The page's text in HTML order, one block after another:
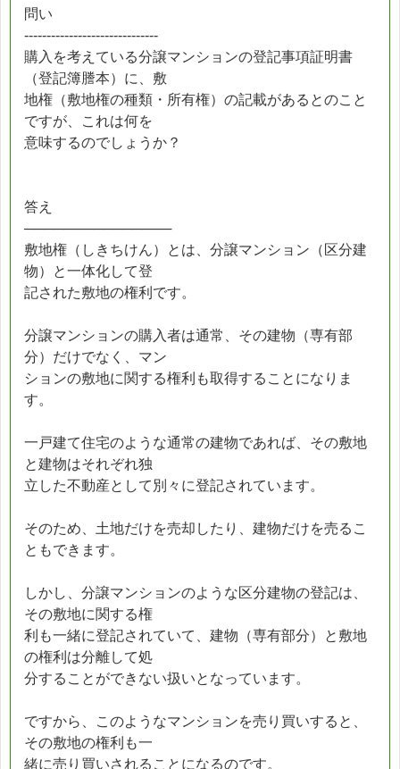
問い
------------------------------
購入を考えている分譲マンションの登記事項証明書
（登記簿謄本）に、敷
地権（敷地権の種類・所有権）の記載があるとのこと
ですが、これは何を
意味するのでしょうか？
答え
───────────────
敷地権（しきちけん）とは、分譲マンション（区分建
物）と一体化して登
記された敷地の権利です。
分譲マンションの購入者は通常、その建物（専有部
分）だけでなく、マン
ションの敷地に関する権利も取得することになりま
す。
一戸建て住宅のような通常の建物であれば、その敷地
と建物はそれぞれ独
立した不動産として別々に登記されています。
そのため、土地だけを売却したり、建物だけを売るこ
ともできます。
しかし、分譲マンションのような区分建物の登記は、
その敷地に関する権
利も一緒に登記されていて、建物（専有部分）と敷地
の権利は分離して処
分することができない扱いとなっています。
ですから、このようなマンションを売り買いすると、
その敷地の権利も一
緒に売り買いされることになるのです。